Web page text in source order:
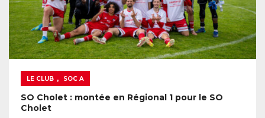
LE CLUB , SOC A
SO Cholet : montée en Régional 1 pour le SO
Cholet